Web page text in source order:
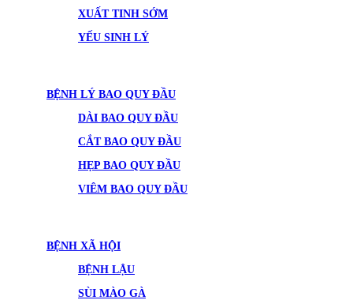
XUẤT TINH SỚM
YẾU SINH LÝ
BỆNH LÝ BAO QUY ĐẦU
DÀI BAO QUY ĐẦU
CẮT BAO QUY ĐẦU
HẸP BAO QUY ĐẦU
VIÊM BAO QUY ĐẦU
BỆNH XÃ HỘI
BỆNH LẬU
SÙI MÀO GÀ